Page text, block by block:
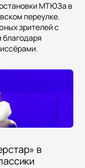
МТЮЗа в
переулке.
зрителей с
благодаря
в